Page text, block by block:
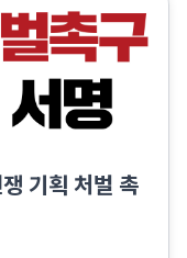
기획 처벌 촉